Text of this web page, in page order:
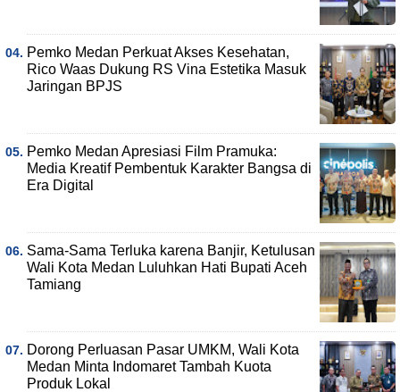
Pemko Medan Perkuat Akses Kesehatan,
Rico Waas Dukung RS Vina Estetika Masuk
Jaringan BPJS
Pemko Medan Apresiasi Film Pramuka:
Media Kreatif Pembentuk Karakter Bangsa di
Era Digital
Sama-Sama Terluka karena Banjir, Ketulusan
Wali Kota Medan Luluhkan Hati Bupati Aceh
Tamiang
Dorong Perluasan Pasar UMKM, Wali Kota
Medan Minta Indomaret Tambah Kuota
Produk Lokal